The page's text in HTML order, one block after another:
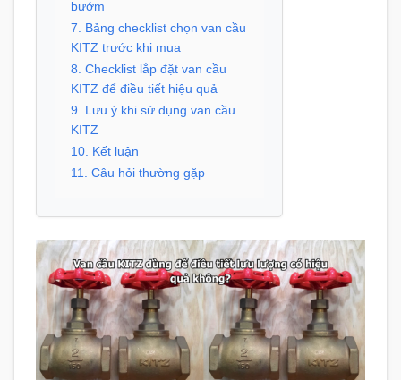
bướm
7. Bảng checklist chọn van cầu
KITZ trước khi mua
8. Checklist lắp đặt van cầu
KITZ để điều tiết hiệu quả
9. Lưu ý khi sử dụng van cầu
KITZ
10. Kết luận
11. Câu hỏi thường gặp